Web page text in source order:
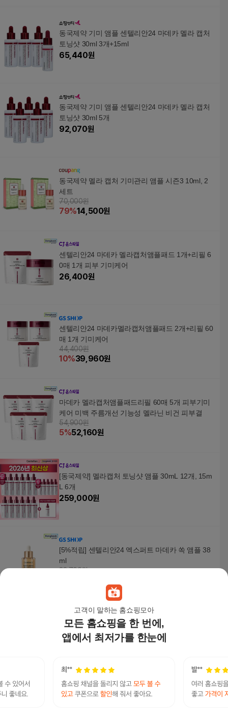
고객이 말하는 홈쇼핑모아
모든 홈쇼핑을 한 번에,
앱에서 최저가를 한눈에
동국제약 기미 앰플 센텔리안24 마데카 멜라 캡처
토닝샷 30ml 3개+15ml
65,440원
동국제약 기미 앰플 센텔리안24 마데카 멜라 캡처
토닝샷 30ml 5개
92,070원
동국제약 멜라 캡처 기미관리 앰플 시즌3 10ml, 2
세트
70,000원
79%14,500원
센텔리안24 마데카 멜라캡처앰플패드 1개+리필 6
0매 1개 피부 기미케어
26,400원
센텔리안24 마데카멜라캡처앰플패드 2개+리필 60
매 1개 기미케어
44,400원
10%39,960원
마데카 멜라캡처앰플패드리필 60매 5개 피부기미
케어 미백 주름개선 기능성 멜라닌 비건 피부결
54,900원
5%52,160원
[동국제약] 멜라캡처 토닝샷 앰플 30mL 12개, 15m
L 6개
259,000원
[5%적립] 센텔리안24 엑스퍼트 마데카 쏙 앰플 38
ml
32,700원
마데카 멜라캡처앰플패드리필 60매 3개 피부기미
케어 미백 주름개선 기능성 멜라닌 비건 피부결
35,500원
[적립5%] 센텔리안24 엑스퍼트 마데카 멜라 캡처